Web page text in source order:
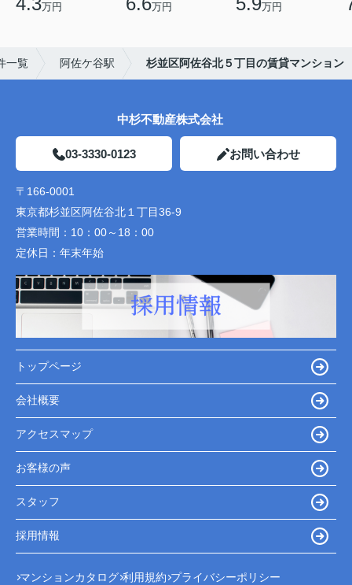
万円 万円 万円
一覧 阿佐ケ谷駅 杉並区阿佐谷北５丁目の賃貸マンション
中杉不動産株式会社
03-3330-0123 お問い合わせ
〒166-0001
東京都杉並区阿佐谷北１丁目36-9
営業時間： 10：00～18：00
定休日： 年末年始
トップページ
会社概要
アクセスマップ
お客様の声
スタッフ
採用情報
マンションカタログ 利用規約 プライバシーポリシー